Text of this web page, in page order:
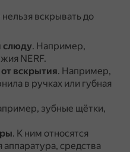
вскрывать до
слюду. Например,
NERF.
вскрытия. Например,
в ручках или губная
зубные щётки,
. К ним относятся
средства